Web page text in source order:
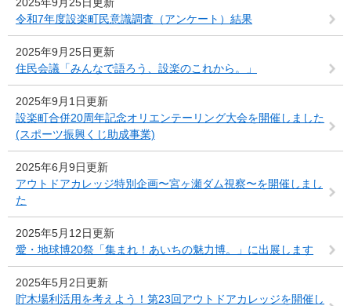
令和7年度設楽町民意識調査（アンケート）結果
2025年9月25日更新
住民会議「みんなで語ろう、設楽のこれから。」
2025年9月1日更新
設楽町合併20周年記念オリエンテーリング大会を開催しました
(スポーツ振興くじ助成事業)
2025年6月9日更新
アウトドアカレッジ特別企画〜宮ヶ瀬ダム視察〜を開催しまし
た
2025年5月12日更新
愛・地球博20祭「集まれ！あいちの魅力博。」に出展します
2025年5月2日更新
貯木場利活用を考えよう！第23回アウトドアカレッジを開催し